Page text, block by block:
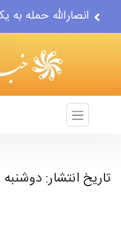
انصارالله حمله به
حادثه امنیتی
لفاظی جدید
تاریخ انتشار: دوشنبه 1403/03/14 - 18:31